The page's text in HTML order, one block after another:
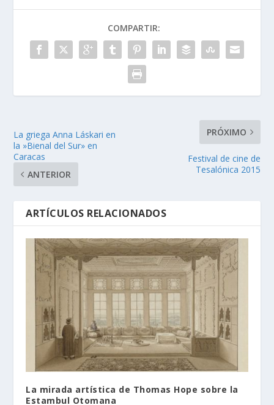
COMPARTIR:
La griega Anna Láskari en
la »Bienal del Sur» en
Caracas
ANTERIOR
PRÓXIMO
Festival de cine de
Tesalónica 2015
ARTÍCULOS RELACIONADOS
La mirada artística de Thomas Hope sobre la
Estambul Otomana